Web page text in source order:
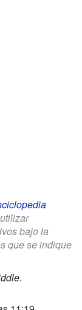
bajo la
que se indique